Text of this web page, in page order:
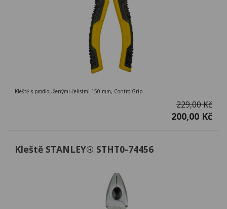
Kleště s prodlouženými čelistmi 150 mm, ControlGrip
229,00 Kč
200,00 Kč
Kleště STANLEY® STHT0-74456